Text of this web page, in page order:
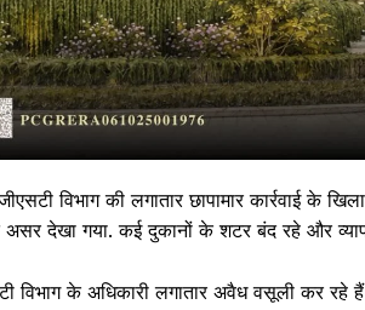
विभाग की लगातार छापामार कार्रवाई के
देखा गया. कई दुकानों के शटर बंद रहे और
के अधिकारी लगातार अवैध वसूली कर रहे हैं